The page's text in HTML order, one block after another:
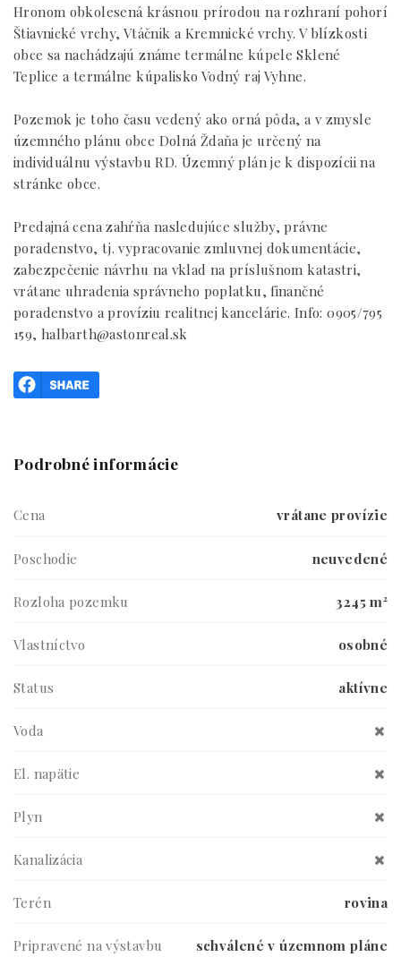
Hronom obkolesená krásnou prírodou na rozhraní pohorí
Štiavnické vrchy, Vtáčnik a Kremnické vrchy. V blízkosti
obce sa nachádzajú známe termálne kúpele Sklené
Teplice a termálne kúpalisko Vodný raj Vyhne.
Pozemok je toho času vedený ako orná pôda, a v zmysle
územného plánu obce Dolná Ždaňa je určený na
individuálnu výstavbu RD. Územný plán je k dispozícii na
stránke obce.
Predajná cena zahŕňa nasledujúce služby, právne
poradenstvo, tj. vypracovanie zmluvnej dokumentácie,
zabezpečenie návrhu na vklad na príslušnom katastri,
vrátane uhradenia správneho poplatku, finančné
poradenstvo a províziu realitnej kancelárie. Info: 0905/795
159, halbarth@astonreal.sk
Podrobné informácie
Cena vrátane provízie
Poschodie neuvedené
Rozloha pozemku 3245 m²
Vlastníctvo osobné
Status aktívne
Voda
El. napätie
Plyn
Kanalizácia
Terén rovina
Pripravené na výstavbu schválené v územnom pláne